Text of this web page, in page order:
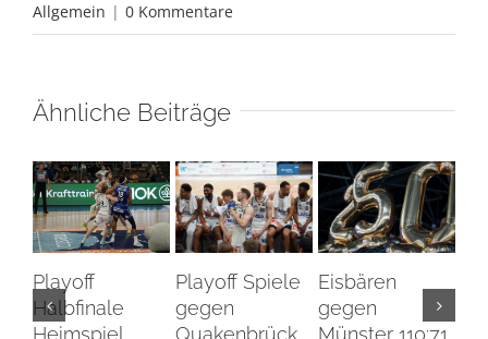
Allgemein | 0 Kommentare
Ähnliche Beiträge
Playoff
Halbfinale
Heimspiel
Playoff Spiele
gegen
Quakenbrück
Eisbären
gegen
Münster 110:71